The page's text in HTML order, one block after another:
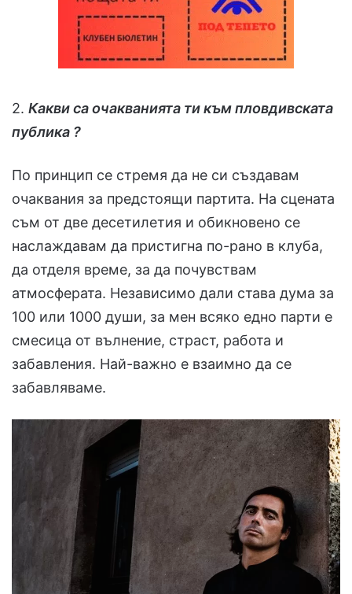
2. Какви са очакванията ти към пловдивската
публика ?
По принцип се стремя да не си създавам
очаквания за предстоящи партита. На сцената
съм от две десетилетия и обикновено се
наслаждавам да пристигна по-рано в клуба,
да отделя време, за да почувствам
атмосферата. Независимо дали става дума за
100 или 1000 души, за мен всяко едно парти е
смесица от вълнение, страст, работа и
забавления. Най-важно е взаимно да се
забавляваме.